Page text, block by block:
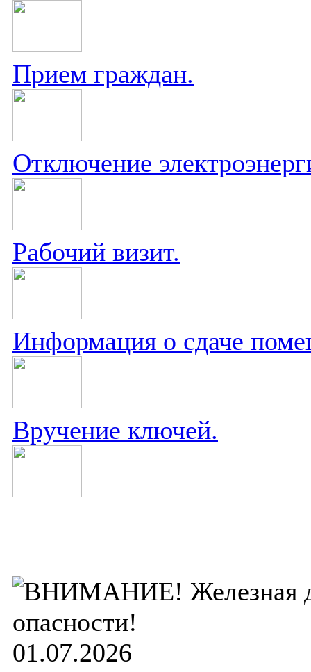
Прием граждан.
Отключение
Рабочий визит.
Информация о сдаче
Вручение ключей.
01.07.2026